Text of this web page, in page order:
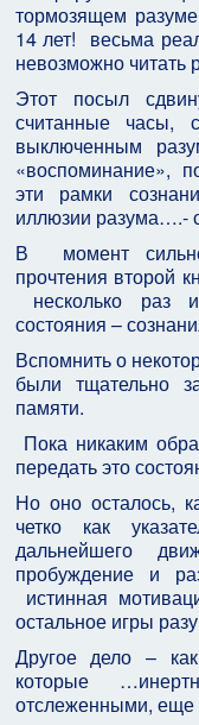
тормозящем
14 лет! весьма
невозможно читать
Этот посыл
считанные часы,
выключенным
«воспоминание»,
эти рамки
иллюзии разума….-
В момент
прочтения второй
несколько раз
состояния –
Вспомнить о
были тщательно
памяти.
Пока никаким
передать это
Но оно осталось,
четко как
дальнейшего
пробуждение и
истинная
остальное игры
Другое дело –
которые
отслеженными, еще